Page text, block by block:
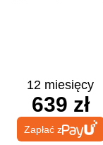
12 miesięcy
639 zł
Zapłać z